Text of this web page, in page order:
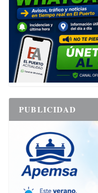
PUBLICIDAD